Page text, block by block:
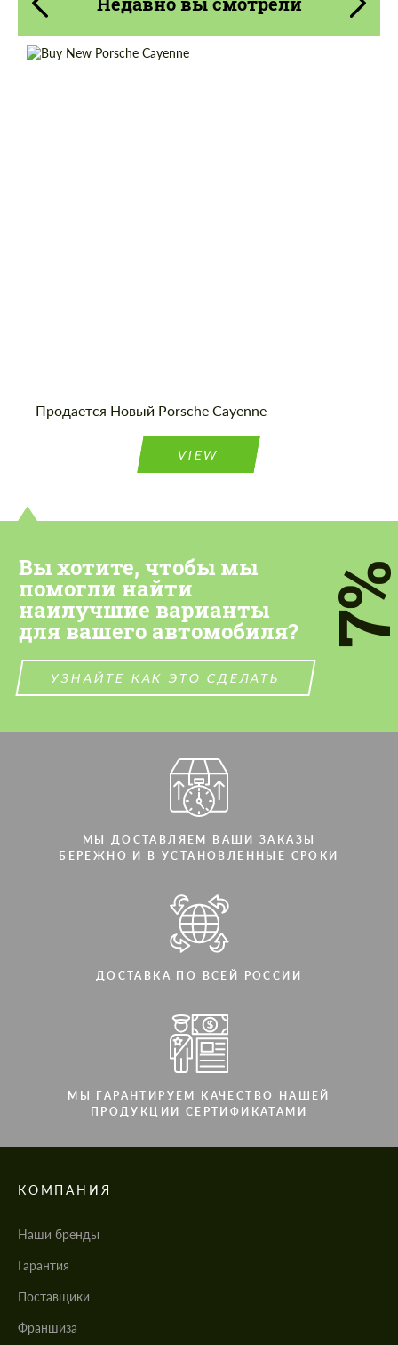
Продается Новый Porsche Cayenne
VIEW
Вы хотите, чтобы мы
помогли найти
наилучшие варианты
для вашего автомобиля?
УЗНАЙТЕ КАК ЭТО СДЕЛАТЬ
МЫ ДОСТАВЛЯЕМ ВАШИ ЗАКАЗЫ
БЕРЕЖНО И В УСТАНОВЛЕННЫЕ СРОКИ
ДОСТАВКА ПО ВСЕЙ РОССИИ
МЫ ГАРАНТИРУЕМ КАЧЕСТВО НАШЕЙ
ПРОДУКЦИИ СЕРТИФИКАТАМИ
КОМПАНИЯ
Наши бренды
Гарантия
Поставщики
Франшиза